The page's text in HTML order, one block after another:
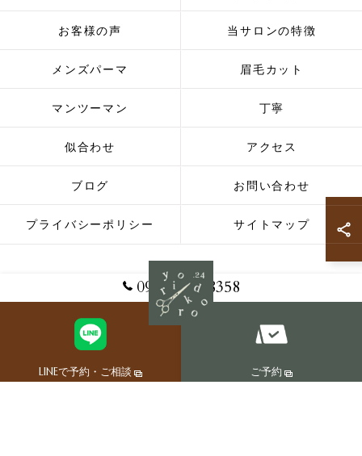
090-8362-8358
LINEで予約・ご相談 ご予約
お客様の声 当サロンの特徴
メンズパーマ 眉毛カット
マンツーマン 丁寧
似合わせ アクセス
ブログ お問い合わせ
プライバシーポリシー サイトマップ
© 2026 島根県松江のメンズカットならよりどころ ALL RIGHTS RESERVED.